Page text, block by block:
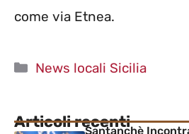
come via Etnea.
Categorie
News locali Sicilia
Articoli recenti
Santanchè